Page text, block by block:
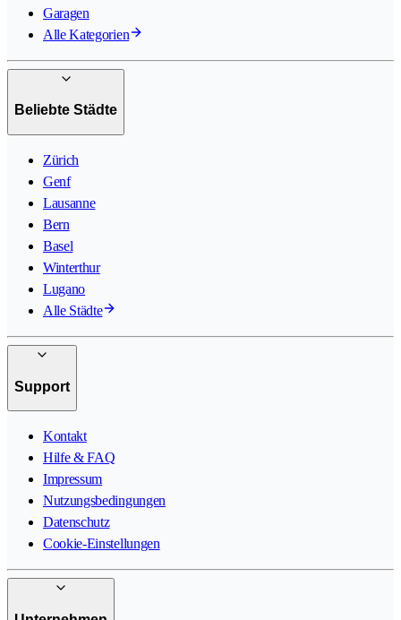
Garagen
Alle Kategorien
Beliebte Städte
Zürich
Genf
Lausanne
Bern
Basel
Winterthur
Lugano
Alle Städte
Support
Kontakt
Hilfe & FAQ
Impressum
Nutzungsbedingungen
Datenschutz
Cookie-Einstellungen